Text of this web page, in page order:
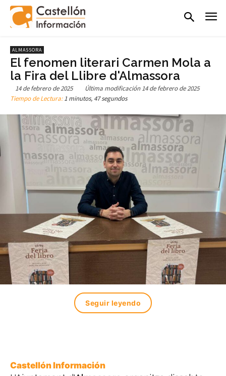
ALMASSORA
El fenomen literari Carmen Mola a
la Fira del Llibre d'Almassora
14 de febrero de 2025 Última modificación 14 de febrero de 2025
Tiempo de Lectura:1 minutos, 47 segundos
Seguir leyendo
Castellón Información